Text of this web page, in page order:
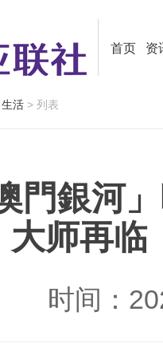
首页 资
生活 > 列表
門銀河
大师再
时间：